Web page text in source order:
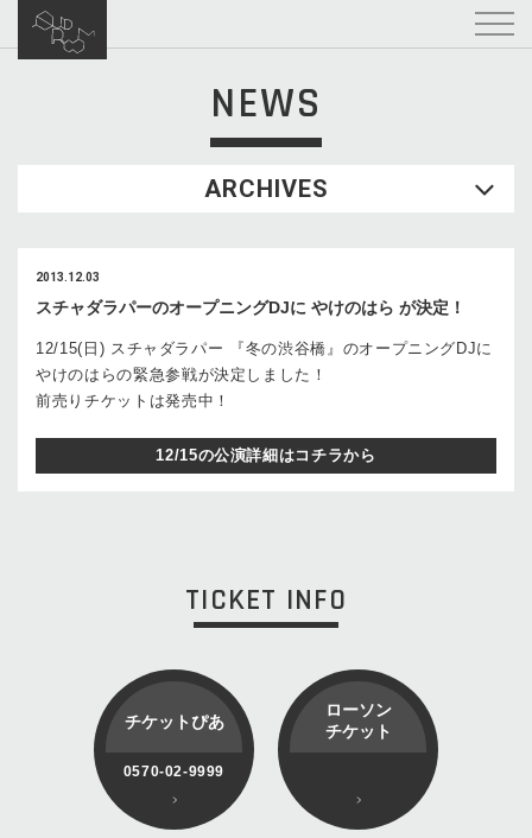
NEWS
ARCHIVES
2013.12.03
スチャダラパーのオープニングDJに やけのはら が決定！
12/15(日) スチャダラパー 『冬の渋谷橋』のオープニングDJに
やけのはらの緊急参戦が決定しました！
前売りチケットは発売中！
12/15の公演詳細はコチラから
TICKET INFO
チケットぴあ
0570-02-9999
ローソン
チケット